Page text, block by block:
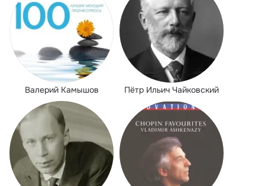
Валерий Камышов Пётр Ильич Чайковский